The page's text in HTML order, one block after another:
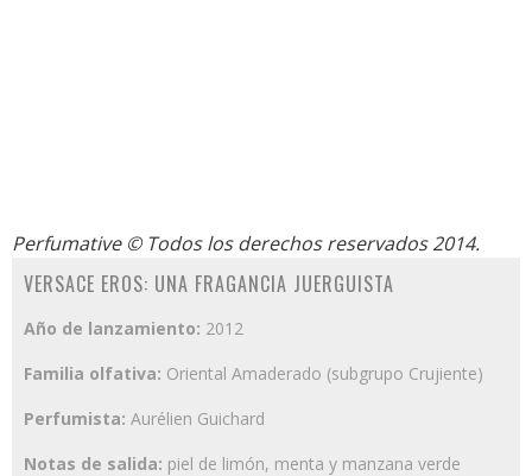
Perfumative© Todos los derechos reservados 2014.
VERSACE EROS: UNA FRAGANCIA JUERGUISTA
Año de lanzamiento: 2012
Familia olfativa: Oriental Amaderado (subgrupo Crujiente)
Perfumista: Aurélien Guichard
Notas de salida: piel de limón, menta y manzana verde